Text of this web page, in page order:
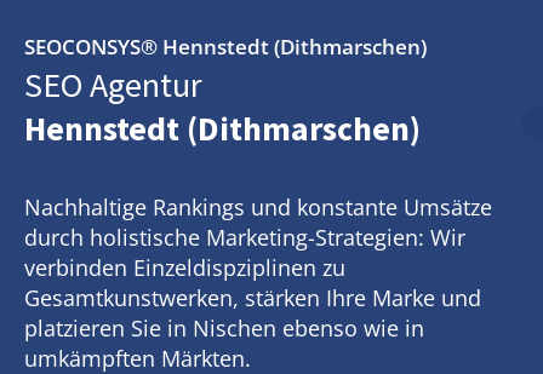
SEOCONSYS® Hennstedt (Dithmarschen)
SEO Agentur
Hennstedt (Dithmarschen)
Nachhaltige Rankings und konstante Umsätze
durch holistische Marketing-Strategien: Wir
verbinden Einzeldispziplinen zu
Gesamtkunstwerken, stärken Ihre Marke und
platzieren Sie in Nischen ebenso wie in
umkämpften Märkten.